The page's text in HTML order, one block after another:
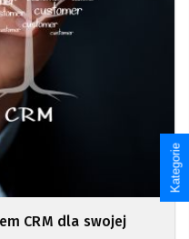
CRM dla swojej
Kategorie